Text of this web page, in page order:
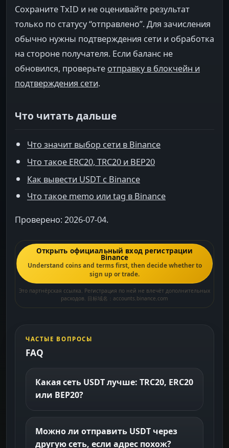
Сохраните TxID и не оценивайте результат
только по статусу “отправлено”. Для зачисления
обычно нужны подтверждения сети и обработка
на стороне получателя. Если баланс не
обновился, проверьтеотправку в блокчейн и
подтверждения сети.
Что читать дальше
Что значит выбор сети в Binance
Что такое ERC20, TRC20 и BEP20
Как вывести USDT с Binance
Что такое memo или tag в Binance
Проверено: 2026-07-04.
Открыть официальный вход регистрации
Binance
Understand coins and terms first, then decide whether to
sign up or trade.
Это партнёрская ссылка. Регистрация по ней не влечёт дополнительных
расходов. 目标域名：accounts.binance.com
ЧАСТЫЕ ВОПРОСЫ
FAQ
Какая сеть USDT лучше: TRC20, ERC20
или BEP20?
Можно ли отправить USDT через
другую сеть, если адрес похож?